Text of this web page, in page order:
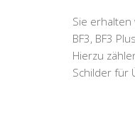
Sie
BF3, BF3
Hierzu
Schilder für